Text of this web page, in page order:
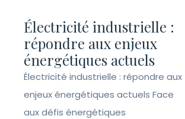
Électricité industrielle :
répondre aux enjeux
énergétiques actuels
Électricité industrielle : répondre aux
enjeux énergétiques actuels Face
aux défis énergétiques